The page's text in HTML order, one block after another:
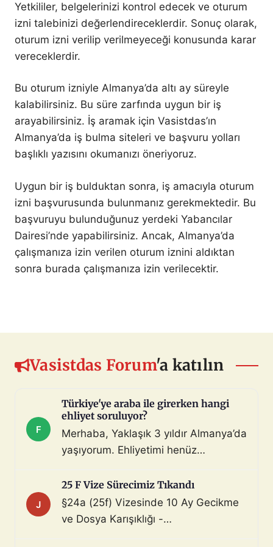
Yetkililer, belgelerinizi kontrol edecek ve oturum
izni talebinizi değerlendireceklerdir. Sonuç olarak,
oturum izni verilip verilmeyeceği konusunda karar
vereceklerdir.
Bu oturum izniyle Almanya’da altı ay süreyle
kalabilirsiniz. Bu süre zarfında uygun bir iş
arayabilirsiniz. İş aramak için Vasistdas’ın
Almanya’da iş bulma siteleri ve başvuru yolları
başlıklı yazısını okumanızı öneriyoruz.
Uygun bir iş bulduktan sonra, iş amacıyla oturum
izni başvurusunda bulunmanız gerekmektedir. Bu
başvuruyu bulunduğunuz yerdeki Yabancılar
Dairesi’nde yapabilirsiniz. Ancak, Almanya’da
çalışmanıza izin verilen oturum iznini aldıktan
sonra burada çalışmanıza izin verilecektir.
Vasistdas Forum'a katılın
F
Türkiye'ye araba ile girerken hangi
ehliyet soruluyor?
Merhaba, Yaklaşık 3 yıldır Almanya’da
yaşıyorum. Ehliyetimi henüz
çoktan halletmem gerekiyordu ama
maalesef yapmadım). Diyelim ki bir
araç satın aldım ve gerekli tüm
J
25 F Vize Sürecimiz Tıkandı
§24a (25f) Vizesinde 10 Ay Gecikme
ve Dosya Karışıklığı -